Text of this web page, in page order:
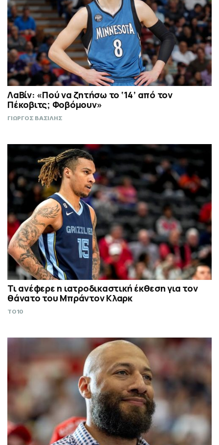
ΛαΒίν: «Πού να ζητήσω το ‘14’ από τον
Πέκοβιτς; Φοβόμουν»
ΓΙΩΡΓΟΣ ΒΑΣΙΛΗΣ
Τι ανέφερε η ιατροδικαστική έκθεση για τον
θάνατο του Μπράντον Κλαρκ
TO10